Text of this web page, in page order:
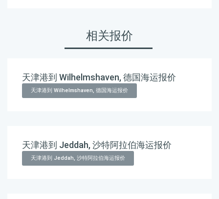
相关报价
天津港到 Wilhelmshaven, 德国海运报价
天津港到 Wilhelmshaven, 德国海运报价
天津港到 Jeddah, 沙特阿拉伯海运报价
天津港到 Jeddah, 沙特阿拉伯海运报价